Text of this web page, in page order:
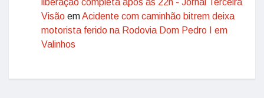
liberação completa após às 22h - Jornal Terceira
Visão emAcidente com caminhão bitrem deixa
motorista ferido na Rodovia Dom Pedro I em
Valinhos